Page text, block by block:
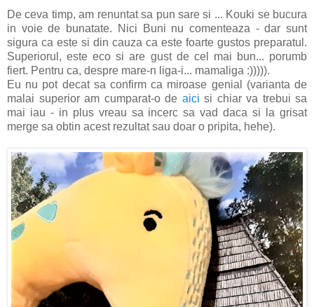
De ceva timp, am renuntat sa pun sare si ... Kouki se bucura
in voie de bunatate. Nici Buni nu comenteaza - dar sunt
sigura ca este si din cauza ca este foarte gustos preparatul.
Superiorul, este eco si are gust de cel mai bun... porumb
fiert. Pentru ca, despre mare-n liga-i... mamaliga :))))).
Eu nu pot decat sa confirm ca miroase genial (varianta de
malai superior am cumparat-o de aici si chiar va trebui sa
mai iau - in plus vreau sa incerc sa vad daca si la grisat
merge sa obtin acest rezultat sau doar o pripita, hehe).